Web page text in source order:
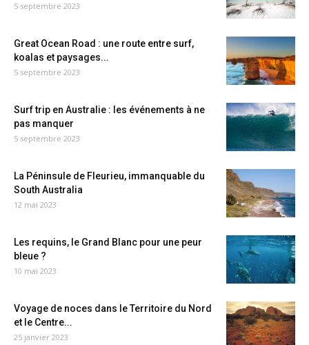
5 septembre 2023
Great Ocean Road : une route entre surf,
koalas et paysages...
5 septembre 2023
Surf trip en Australie : les événements à ne
pas manquer
5 septembre 2023
La Péninsule de Fleurieu, immanquable du
South Australia
12 mai 2023
Les requins, le Grand Blanc pour une peur
bleue ?
10 mai 2023
Voyage de noces dans le Territoire du Nord
et le Centre...
25 janvier 2023